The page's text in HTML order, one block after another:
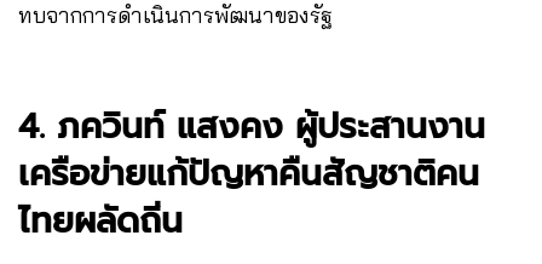
ทบจากการดำเนินการพัฒนาของรัฐ
4. ภควินท์ แสงคง ผู้ประสานงาน
เครือข่ายแก้ปัญหาคืนสัญชาติคน
ไทยผลัดถิ่น